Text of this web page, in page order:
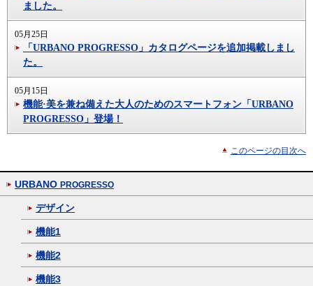
ました。
05月25日
「URBANO PROGRESSO」カタログページを追加掲載しまし
た。
05月15日
機能·美を兼ね備えた大人のためのスマートフォン「URBANO
PROGRESSO」登場！
このページの目次へ
URBANO PROGRESSO
デザイン
機能1
機能2
機能3